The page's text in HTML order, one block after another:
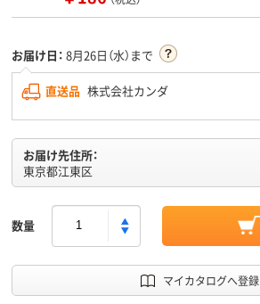
お届け日： 8月26日（水）まで
直送品 株式会社カンダ
お届け先住所：
東京都江東区
数量
マイカタログへ登録